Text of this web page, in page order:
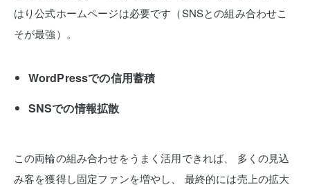
はり公式ホームページは必要です（SNSとの組み合わせこ
そが最強）。
WordPressでの信用蓄積
SNSでの情報拡散
この両輪の組み合わせをうまく活用できれば、
多くの見込
み客を獲得し固定ファンを増やし、
最終的には売上の拡大